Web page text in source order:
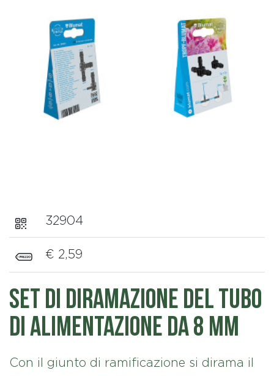
32904
€ 2,59
Set di diramazione del tubo
di alimentazione da 8 mm
Con il giunto di ramificazione si dirama il